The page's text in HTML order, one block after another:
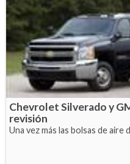
Chevrolet Silverado y
revisión
Una vez más las bolsas de aire